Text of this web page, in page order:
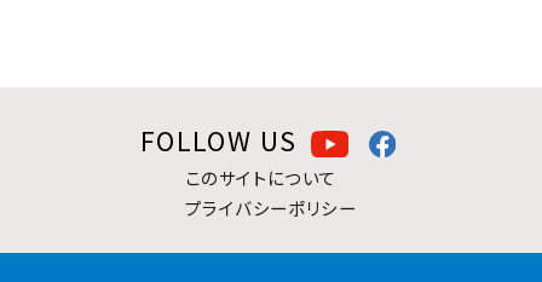
FOLLOW US
このサイトについて
プライバシーポリシー